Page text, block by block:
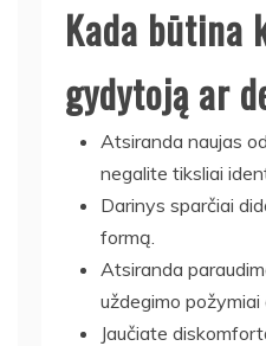
Kada būtina
gydytoją ar
Atsiranda naujas
negalite tiksliai
Darinys sparčiai
formą.
Atsiranda
uždegimo požymiai
Jaučiate